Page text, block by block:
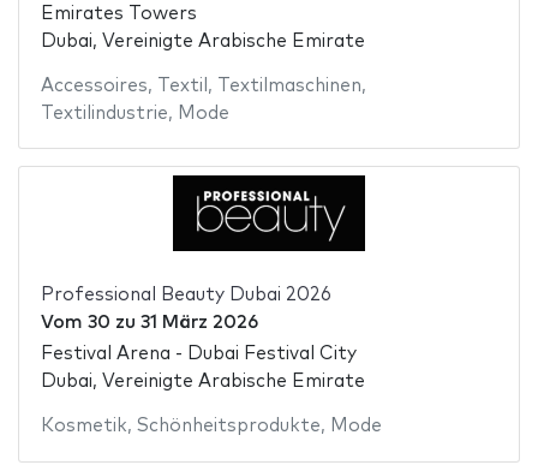
Emirates Towers
Dubai, Vereinigte Arabische Emirate
Accessoires, Textil , Textilmaschinen,
Textilindustrie, Mode
Professional Beauty Dubai 2026
Vom 30 zu 31 März 2026
Festival Arena - Dubai Festival City
Dubai, Vereinigte Arabische Emirate
Kosmetik, Schönheitsprodukte, Mode